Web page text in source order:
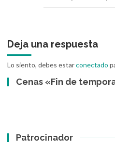
Deja una respuesta
Lo siento, debes estarconectado
Cenas «Fin de
Patrocinador